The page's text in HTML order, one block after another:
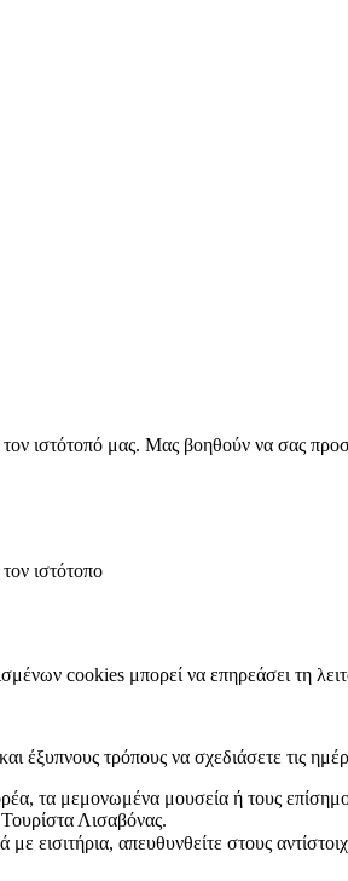
ιστότοπό μας. Μας βοηθούν να σας
ιστότοπο
cookies μπορεί να επηρεάσει τη
έξυπνους τρόπους να σχεδιάσετε τις
τα μεμονωμένα μουσεία ή τους
Λισαβόνας.
εισιτήρια, απευθυνθείτε στους